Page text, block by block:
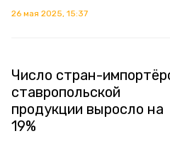
26 мая 2025, 15:37
Число стран-
ставропольской
продукции выросло на
19%